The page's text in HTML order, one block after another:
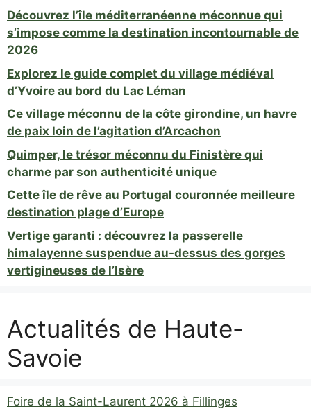
Découvrez l’île méditerranéenne méconnue qui
s’impose comme la destination incontournable de
2026
Explorez le guide complet du village médiéval
d’Yvoire au bord du Lac Léman
Ce village méconnu de la côte girondine, un havre
de paix loin de l’agitation d’Arcachon
Quimper, le trésor méconnu du Finistère qui
charme par son authenticité unique
Cette île de rêve au Portugal couronnée meilleure
destination plage d’Europe
Vertige garanti : découvrez la passerelle
himalayenne suspendue au-dessus des gorges
vertigineuses de l’Isère
Actualités de Haute-
Savoie
Foire de la Saint-Laurent 2026 à Fillinges